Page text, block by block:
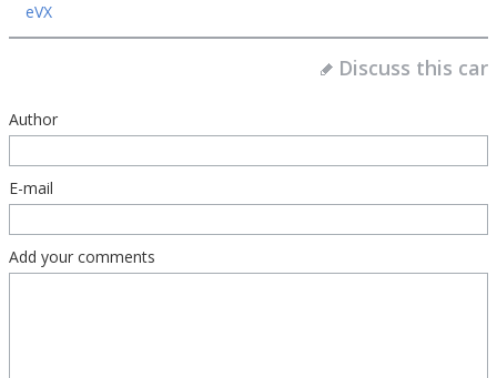
eVX
Discuss this car
Author
E-mail
Add your comments